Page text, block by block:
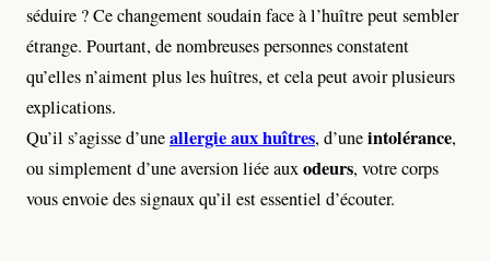
séduire ? Ce changement soudain face à l’huître peut sembler
étrange. Pourtant, de nombreuses personnes constatent
qu’elles n’aiment plus les huîtres, et cela peut avoir plusieurs
explications.
Qu’il s’agisse d’uneallergie aux huîtres, d’uneintolérance,
ou simplement d’une aversion liée auxodeurs, votre corps
vous envoie des signaux qu’il est essentiel d’écouter.